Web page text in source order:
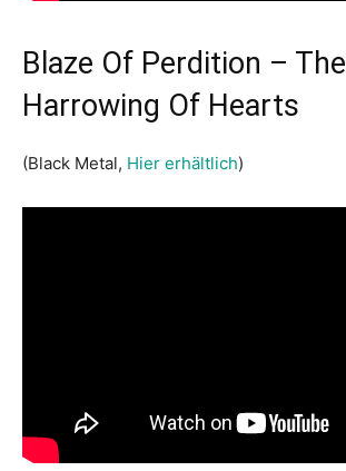
Blaze Of Perdition – The
Harrowing Of Hearts
(Black Metal, Hier erhältlich)